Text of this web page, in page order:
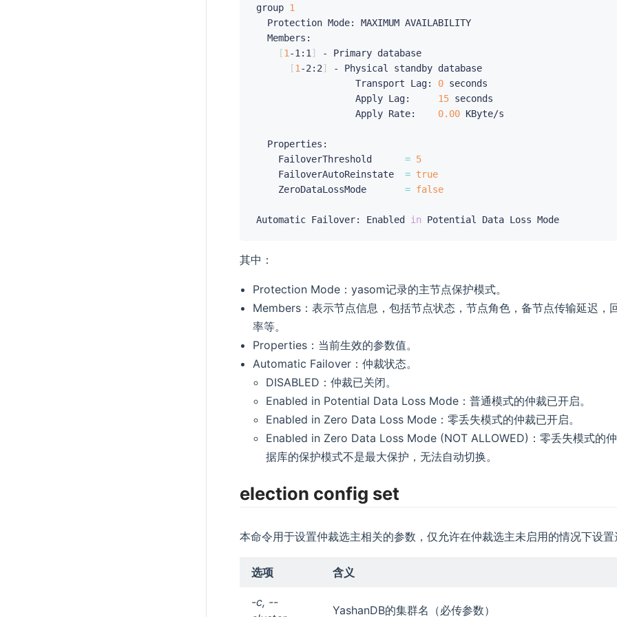
group 1
  Protection Mode: MAXIMUM AVAILABILITY
  Members:
[1-1:1]
- Primary database
[1-2:2]
- Physical standby database
                  Transport Lag:
0 seconds
                  Apply Lag:
15 seconds
                  Apply Rate:
0.00 KByte/s
  Properties:
    FailoverThreshold
= 5
    FailoverAutoReinstate
= true
    ZeroDataLossMode
= false
Automatic Failover: Enabled in
其中：
Protection Mode：yasom记录的主节点保护模式。
Members：表示节点信息，包括节点状态，节点角色，备节点传输延迟，
率等。
Properties：当前生效的参数值。
Automatic Failover：仲裁状态。
DISABLED：仲裁已关闭。
Enabled in Potential Data Loss Mode：普通模式的仲裁已开启。
Enabled in Zero Data Loss Mode：零丢失模式的仲裁已开启。
Enabled in Zero Data Loss Mode (NOT ALLOWED)：零丢失模式的
据库的保护模式不是最大保护，无法自动切换。
election config set
本命令用于设置仲裁选主相关的参数，仅允许在仲裁选主未启用的情况下设置
选项 含义
-c, --
YashanDB的集群名（必传参数）